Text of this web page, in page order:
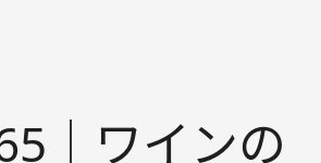
｜ワインの